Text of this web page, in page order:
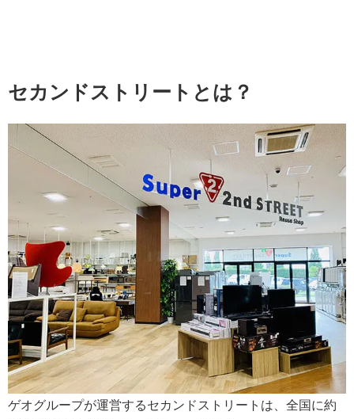
セカンドストリートとは？
ゲオグループが運営するセカンドストリートは、全国に約